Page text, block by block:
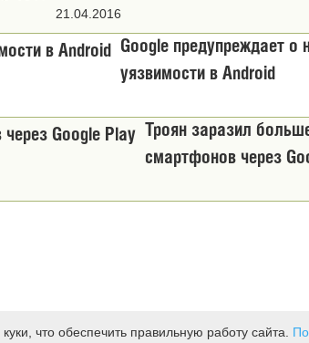
21.04.2016
Google предупреждает о
уязвимости в Android
Троян заразил
смартфонов через
что обеспечить правильную работу сайта.